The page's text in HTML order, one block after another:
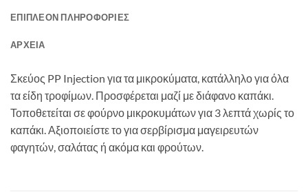
ΕΠΙΠΛΈΟΝ ΠΛΗΡΟΦΟΡΊΕΣ
ΑΡΧΕΊΑ
Σκεύος PP Injection για τα μικροκύματα, κατάλληλο για όλα
τα είδη τροφίμων. Προσφέρεται μαζί με διάφανο καπάκι.
Τοποθετείται σε φούρνο μικροκυμάτων για 3 λεπτά χωρίς το
καπάκι. Αξιοποιείστε το για σερβίρισμα μαγειρευτών
φαγητών, σαλάτας ή ακόμα και φρούτων.